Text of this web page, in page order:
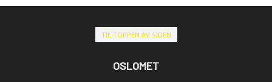
TIL TOPPEN AV SIDEN
OSLOMET